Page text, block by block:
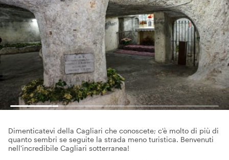
Dimenticatevi della Cagliari che conoscete; c'è molto di più di
quanto sembri se seguite la strada meno turistica. Benvenuti
nell'incredibile Cagliari sotterranea!